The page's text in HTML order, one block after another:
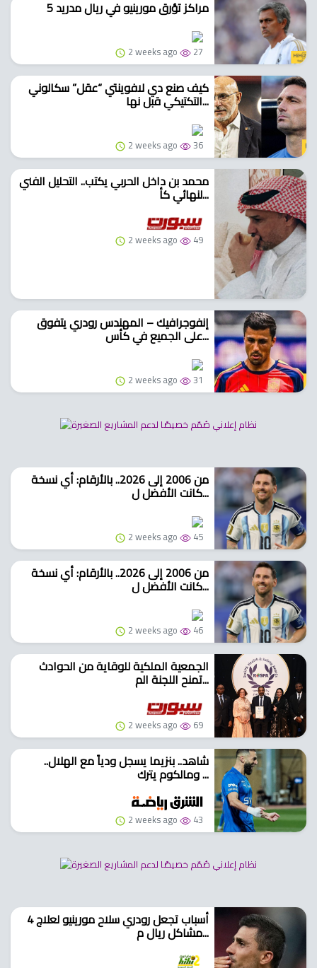
5 مراكز تؤرق مورينيو في ريال مدريد
2 weeks ago 27
كيف صنع دي لافوينتي “عقل” سكالوني
التكتيكي قبل نها...
2 weeks ago 36
محمد بن داخل الحربي يكتب.. التحليل الفني
لنهائي كأ...
2 weeks ago 49
إنفوجرافيك – المهندس رودري يتفوق
على الجميع في كأس...
2 weeks ago 31
من 2006 إلى 2026.. بالأرقام: أي نسخة
كانت الأفضل ل...
2 weeks ago 45
من 2006 إلى 2026.. بالأرقام: أي نسخة
كانت الأفضل ل...
2 weeks ago 46
الجمعية الملكية للوقاية من الحوادث
تمنح اللجنة الم...
2 weeks ago 69
شاهد.. بنزيما يسجل ودياً مع الهلال..
ومالكوم يترك ...
2 weeks ago 43
4 أسباب تجعل رودري سلاح مورينيو لعلاج
مشاكل ريال م...